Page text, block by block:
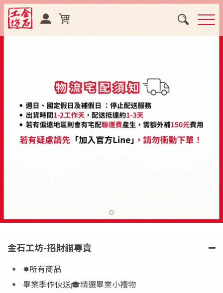
金石工坊-招財貓專賣
✸所有商品
畢業季作伙送🎓精選畢業小禮物